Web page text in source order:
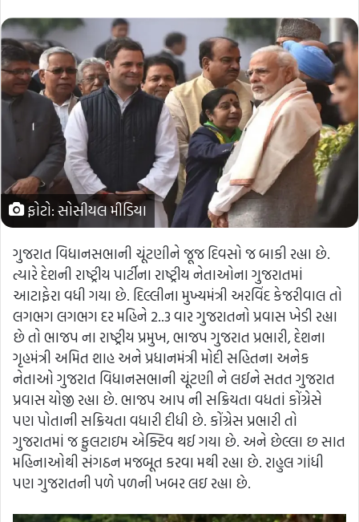
email
ફોટો: સોસીયલ મીડિયા
ગુજરાત વિધાનસભાની ચૂંટણીને જૂજ દિવસો જ બાકી રહ્યા છે.
ત્યારે દેશની રાષ્ટ્રીય પાર્ટીના રાષ્ટ્રીય નેતાઓના ગુજરાતમાં
આટાફેરા વધી ગયા છે. દિલ્લીના મુખ્યમંત્રી અરવિંદ કેજરીવાલ તો
લગભગ લગભગ દર મહિને 2..3 વાર ગુજરાતનો પ્રવાસ ખેડી રહ્યા
છે તો ભાજપ ના રાષ્ટ્રીય પ્રમુખ, ભાજપ ગુજરાત પ્રભારી, દેશના
ગૃહમંત્રી અમિત શાહ અને પ્રધાનમંત્રી મોદી સહિતના અનેક
નેતાઓ ગુજરાત વિધાનસભાની ચૂંટણી ને લઈને સતત ગુજરાત
પ્રવાસ યોજી રહ્યા છે. ભાજપ આપ ની સક્રિયતા વધતાં કોંગ્રેસે
પણ પોતાની સક્રિયતા વધારી દીધી છે. કોંગ્રેસ પ્રભારી તો
ગુજરાતમાં જ ફુલટાઇમ એક્ટિવ થઈ ગયા છે. અને છેલ્લા છ સાત
મહિનાઓથી સંગઠન મજબૂત કરવા મથી રહ્યા છે. રાહુલ ગાંધી
પણ ગુજરાતની પળે પળની ખબર લઇ રહ્યા છે.